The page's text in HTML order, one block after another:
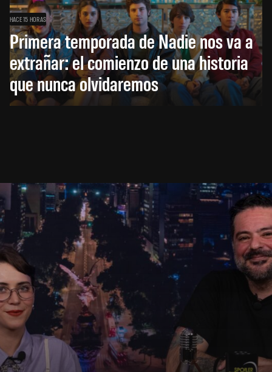
HACE 15 HORAS
Primera temporada de Nadie nos va a
extrañar: el comienzo de una historia
que nunca olvidaremos